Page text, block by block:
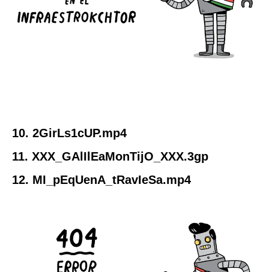
10. 2GirLs1cUP.mp4
11. XXX_GAlIlEaMonTijO_XXX.3gp
12. MI_pEqUenA_tRavIeSa.mp4